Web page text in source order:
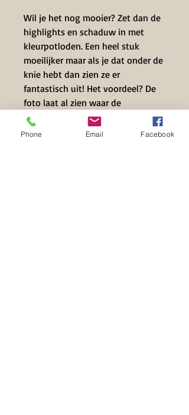
Wil je het nog mooier? Zet dan de
highlights en schaduw in met
kleurpotloden. Een heel stuk
moeilijker maar als je dat onder de
knie hebt dan zien ze er
fantastisch uit! Het voordeel? De
foto laat al zien waar de
schaduwdelen zitten en de
highlights
Phone Email Facebook